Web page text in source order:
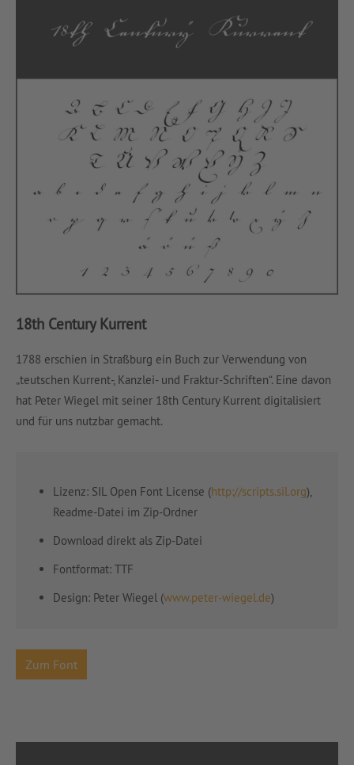
18th Century Kurrent
1788 erschien in Straßburg ein Buch zur Verwendung von
„teutschen Kurrent-, Kanzlei- und Fraktur-Schriften“. Eine davon
hat Peter Wiegel mit seiner 18th Century Kurrent digitalisiert
und für uns nutzbar gemacht.
Lizenz: SIL Open Font License (http://scripts.sil.org),
Readme-Datei im Zip-Ordner
Download direkt als Zip-Datei
Fontformat: TTF
Design: Peter Wiegel (www.peter-wiegel.de)
Zum Font